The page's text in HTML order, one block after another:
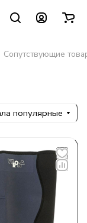
Сопутствующие
популярные